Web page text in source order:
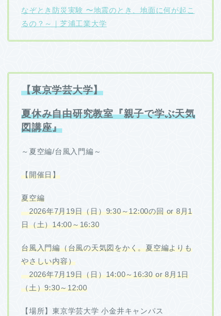
なぞとき防災実験 〜地震のとき、地面に何が起こ
るの？～｜芝浦工業大学
【東京学芸大学】
夏休み自由研究教室『親子で学ぶ天気
図講座』
～夏空編/台風入門編～
【開催日】
夏空編
2026年7月19日（日）9:30～12:00の回 or 8月1
日（土）14:00～16:30
台風入門編（台風の天気図をかく。夏空編よりも
やさしい内容）
2026年7月19日（日）14:00～16:30 or 8月1日
（土）9:30～12:00
【場所】東京学芸大学 小金井キャンパス